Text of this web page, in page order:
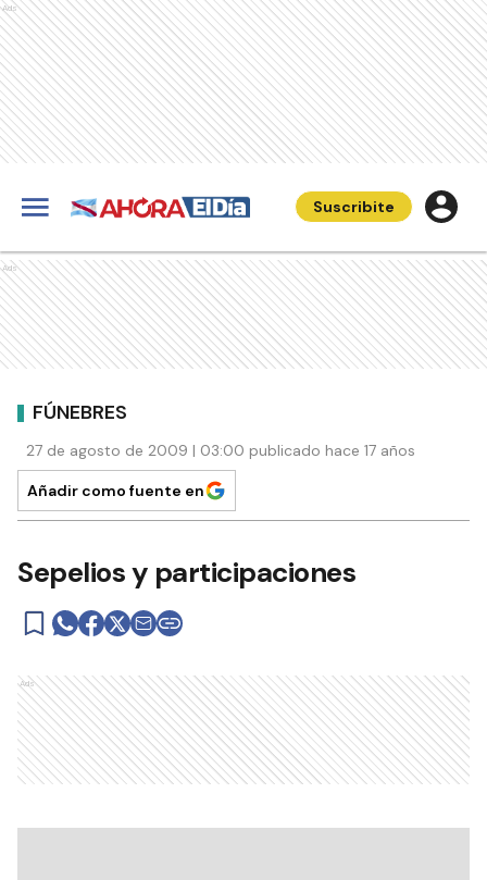
Ads
Suscribite
Ads
FÚNEBRES
27 de agosto de 2009 | 03:00 publicado hace 17 años
Añadir como fuente en
Sepelios y participaciones
Ads